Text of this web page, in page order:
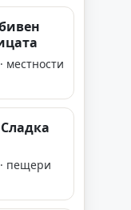
местности
пещери